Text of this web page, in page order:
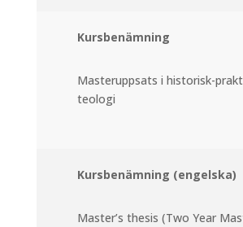
Kursbenämning
Masteruppsats i historisk-
teologi
Kursbenämning (engelska)
Master’s thesis (Two Year